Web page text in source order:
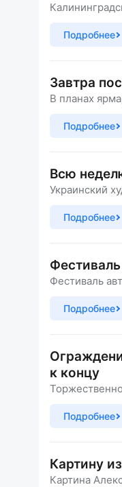
Подробнее
Завтра
В планах
Подробнее
Всю
Украинский
Подробнее
Фестиваль
Подробнее
к концу
Подробнее
Картину
Картина